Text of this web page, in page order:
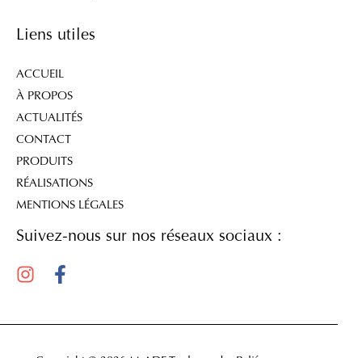
Liens utiles
ACCUEIL
À PROPOS
ACTUALITÉS
CONTACT
PRODUITS
RÉALISATIONS
MENTIONS LÉGALES
Suivez-nous sur nos réseaux sociaux :